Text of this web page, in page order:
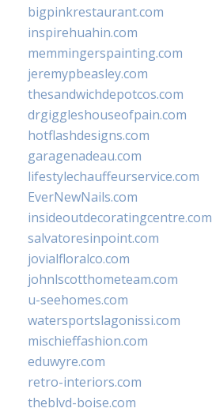
bigpinkrestaurant.com
inspirehuahin.com
memmingerspainting.com
jeremypbeasley.com
thesandwichdepotcos.com
drgiggleshouseofpain.com
hotflashdesigns.com
garagenadeau.com
lifestylechauffeurservice.com
EverNewNails.com
insideoutdecoratingcentre.com
salvatoresinpoint.com
jovialfloralco.com
johnlscotthometeam.com
u-seehomes.com
watersportslagonissi.com
mischieffashion.com
eduwyre.com
retro-interiors.com
theblvd-boise.com